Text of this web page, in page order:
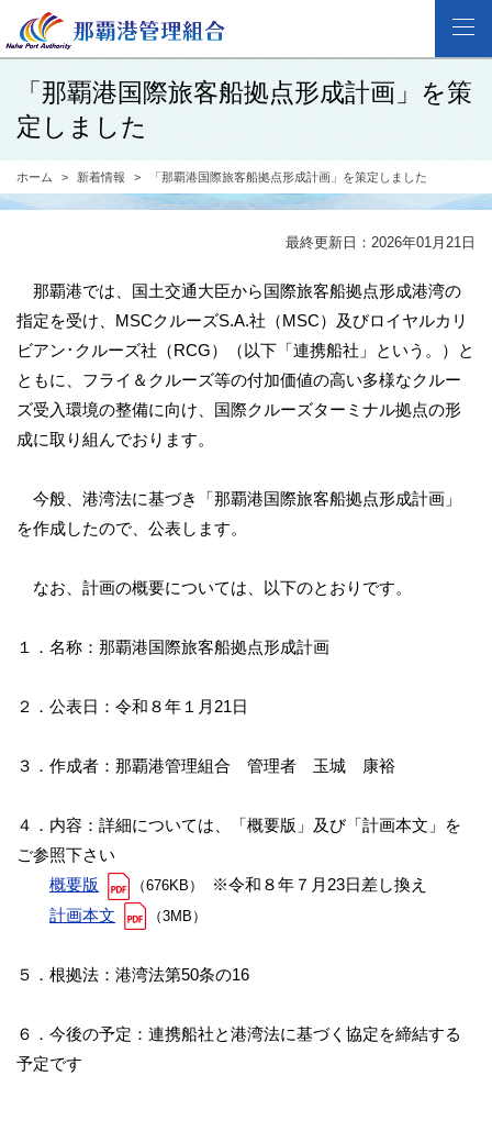
「那覇港国際旅客船拠点形成計画」を策
定しました
ホーム 新着情報 「那覇港国際旅客船拠点形成計画」を策定しました
最終更新日：2026年01月21日
那覇港では、国土交通大臣から国際旅客船拠点形成港湾の
指定を受け、MSCクルーズS.A.社（MSC）及びロイヤルカリ
ビアン･クルーズ社（RCG）（以下「連携船社」という。）と
ともに、フライ＆クルーズ等の付加価値の高い多様なクルー
ズ受入環境の整備に向け、国際クルーズターミナル拠点の形
成に取り組んでおります。
今般、港湾法に基づき「那覇港国際旅客船拠点形成計画」
を作成したので、公表します。
なお、計画の概要については、以下のとおりです。
１．名称：那覇港国際旅客船拠点形成計画
２．公表日：令和８年１月21日
３．作成者：那覇港管理組合 管理者 玉城 康裕
４．内容：詳細については、「概要版」及び「計画本文」を
ご参照下さい
概要版
（676KB）
※令和８年７月23日差し換え
計画本文
（3MB）
５．根拠法：港湾法第50条の16
６．今後の予定：連携船社と港湾法に基づく協定を締結する
予定です